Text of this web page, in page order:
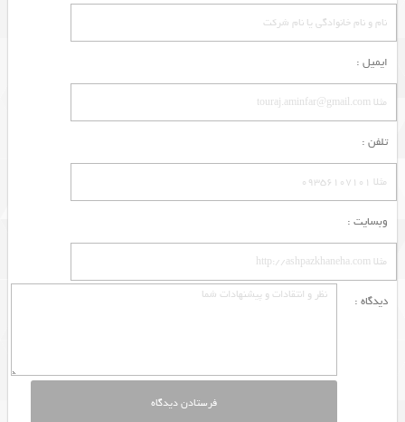
ایمیل :
تلفن :
وبسایت :
دیدگاه :